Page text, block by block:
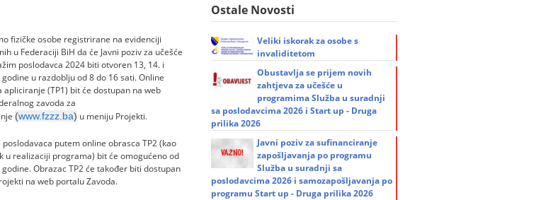
fizičke osobe registrirane na evidenciji
u Federaciji BiH da će Javni poziv za učešće
poslodavca 2024 biti otvoren 13, 14. i
godine u razdoblju od 8 do 16 sati. Online
apliciranje (TP1) bit će dostupan na web
zavoda za
(www.fzzz.ba) u meniju Projekti.
putem online obrasca TP2 (kao
u realizaciji programa) bit će omogućeno od
godine. Obrazac TP2 će također biti dostupan
na web portalu Zavoda.
Ostale Novosti
Veliki iskorak za osobe s
invaliditetom
Obustavlja se prijem novih
zahtjeva za učešće u
programima Služba u suradnji
sa poslodavcima 2026 i Start up - Druga
prilika 2026
Javni poziv za sufinanciranje
zapošljavanja po programu
Služba u suradnji sa
poslodavcima 2026 i samozapošljavanja po
programu Start up - Druga prilika 2026